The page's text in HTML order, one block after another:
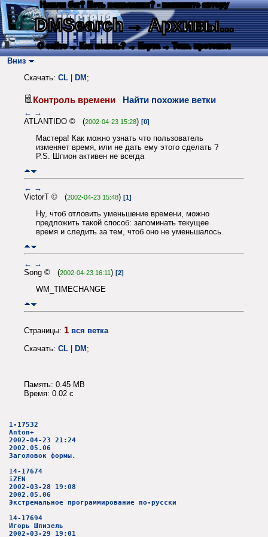
Нашли баг? Есть пожелания? - напишите автору
DMSearch→ Архивы...
О сайте → Как искать? → Карта → Текс. протокол
Вниз
Скачать: CL DM ;
Контроль времени Найти похожие ветки
← →
ATLANTIDO © (2002-04-23 15:28) [0]
Мастера! Как можно узнать что пользователь
изменяет время, или не дать ему этого сделать ?
P.S. Шпион активен не всегда
← →
VictorT © (2002-04-23 15:48) [1]
Ну, чтоб отловить уменьшение времени, можно
предложить такой способ: запоминать текущее
время и следить за тем, чтоб оно не уменьшалось.
← →
Song © (2002-04-23 16:11) [2]
WM_TIMECHANGE
Страницы: 1 вся ветка
Скачать: CL | DM;
Память: 0.45 MB
Время: 0.02 c
1-17532
Anton+
2002-04-23 21:24
2002.05.06
Заголовок формы.
14-17674
iZEN
2002-03-28 19:08
2002.05.06
Экстремальное программирование по-русски
14-17694
Игорь Шпизель
2002-03-29 19:01